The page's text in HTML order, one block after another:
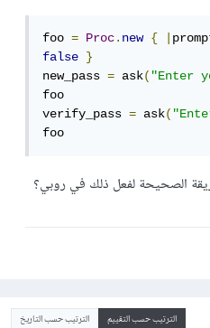
foo = Proc.new { |
false
}
new_pass = ask("Enter
foo
verify_pass = ask(
foo
الصحيحة لفعل ذلك في روبي؟
الترتيب حسب التقييم الترتيب حسب التاريخ